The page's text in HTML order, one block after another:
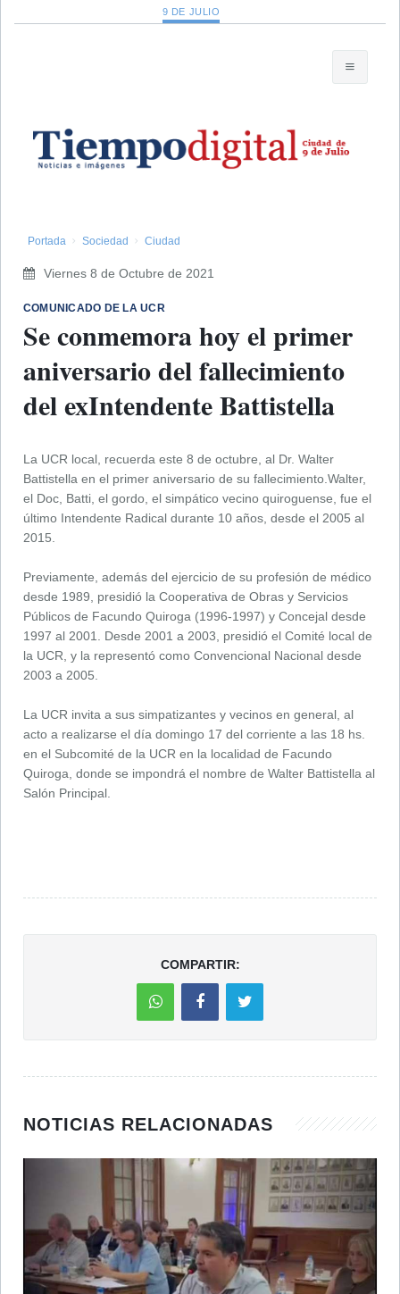
9 DE JULIO
Portada Sociedad Ciudad
Viernes 8 de Octubre de 2021
​COMUNICADO DE LA UCR
Se conmemora hoy el primer
aniversario del fallecimiento
del exIntendente Battistella
La UCR local, recuerda este 8 de octubre, al Dr. Walter
Battistella en el primer aniversario de su fallecimiento.Walter,
el Doc, Batti, el gordo, el simpático vecino quiroguense, fue el
último Intendente Radical durante 10 años, desde el 2005 al
2015.
Previamente, además del ejercicio de su profesión de médico
desde 1989, presidió la Cooperativa de Obras y Servicios
Públicos de Facundo Quiroga (1996-1997) y Concejal desde
1997 al 2001. Desde 2001 a 2003, presidió el Comité local de
la UCR, y la representó como Convencional Nacional desde
2003 a 2005.
La UCR invita a sus simpatizantes y vecinos en general, al
acto a realizarse el día domingo 17 del corriente a las 18 hs.
en el Subcomité de la UCR en la localidad de Facundo
Quiroga, donde se impondrá el nombre de Walter Battistella al
Salón Principal.
COMPARTIR:
NOTICIAS RELACIONADAS